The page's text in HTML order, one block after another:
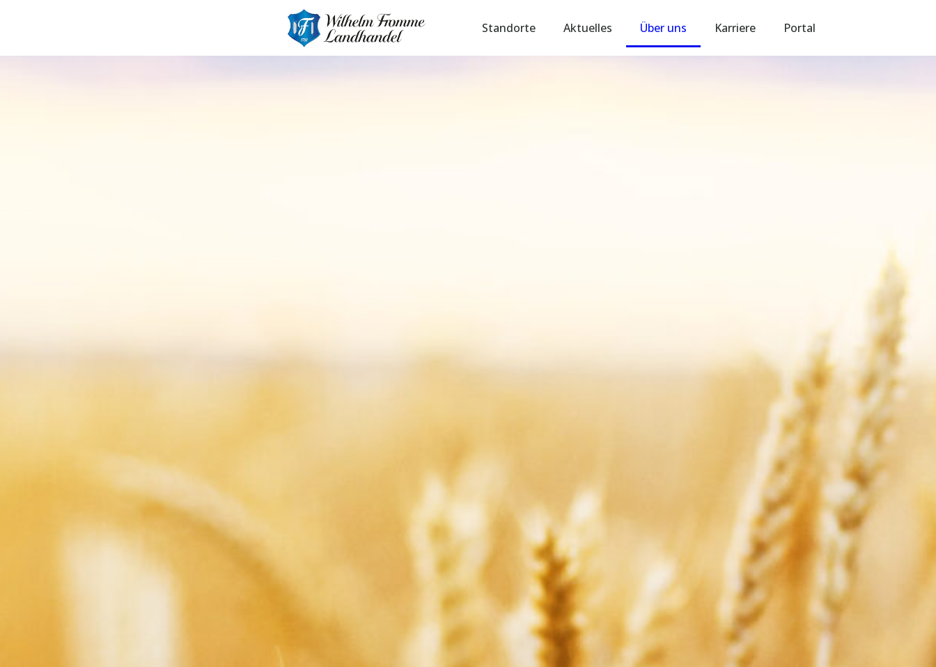
Standorte Aktuelles Über uns Karriere Portal